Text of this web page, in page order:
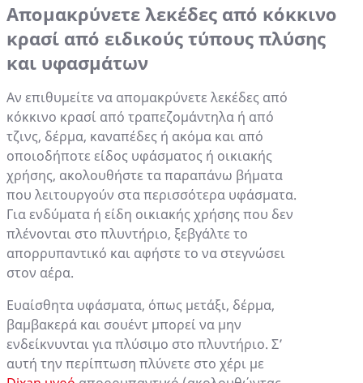
Απομακρύνετε λεκέδες από κόκκινο
κρασί από ειδικούς τύπους πλύσης
και υφασμάτων
Αν επιθυμείτε να απομακρύνετε λεκέδες από
κόκκινο κρασί από τραπεζομάντηλα ή από
τζινς, δέρμα, καναπέδες ή ακόμα και από
οποιοδήποτε είδος υφάσματος ή οικιακής
χρήσης, ακολουθήστε τα παραπάνω βήματα
που λειτουργούν στα περισσότερα υφάσματα.
Για ενδύματα ή είδη οικιακής χρήσης που δεν
πλένονται στο πλυντήριο, ξεβγάλτε το
απορρυπαντικό και αφήστε το να στεγνώσει
στον αέρα.
Ευαίσθητα υφάσματα, όπως μετάξι, δέρμα,
βαμβακερά και σουέντ μπορεί να μην
ενδείκνυνται για πλύσιμο στο πλυντήριο. Σ’
αυτή την περίπτωση πλύνετε στο χέρι με